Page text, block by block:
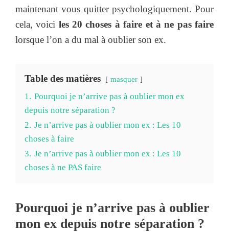
maintenant vous quitter psychologiquement. Pour
cela, voici les 20 choses à faire et à ne pas faire
lorsque l’on a du mal à oublier son ex.
Table des matières masquer
1. Pourquoi je n’arrive pas à oublier mon ex
depuis notre séparation ?
2. Je n’arrive pas à oublier mon ex : Les 10
choses à faire
3. Je n’arrive pas à oublier mon ex : Les 10
choses à ne PAS faire
Pourquoi je n’arrive pas à oublier
mon ex depuis notre séparation ?